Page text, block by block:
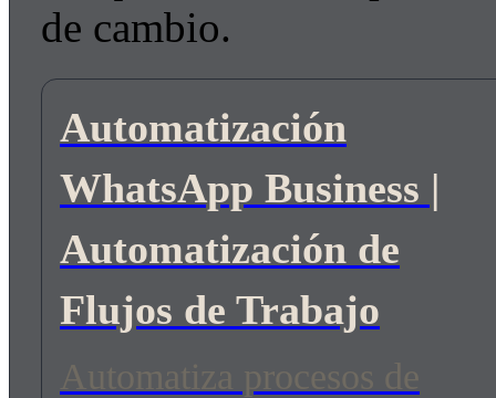
de cambio.
Automatización
WhatsApp Business |
Automatización de
Flujos de Trabajo
Automatiza procesos de